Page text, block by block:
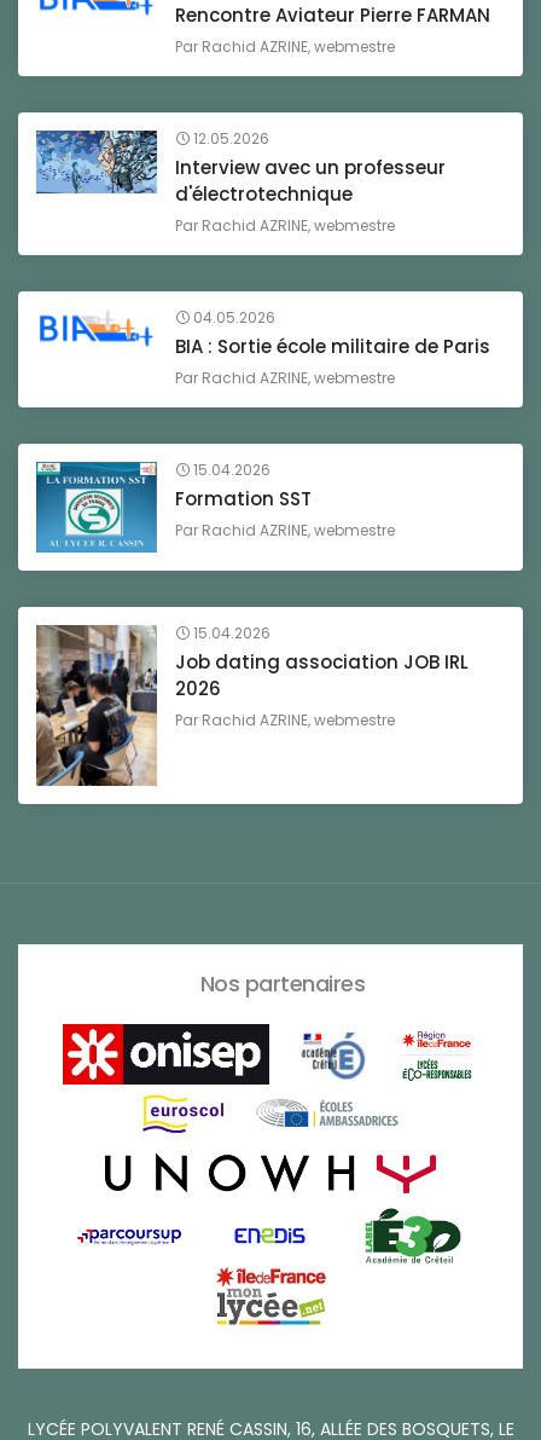
Rencontre Aviateur Pierre FARMAN
Par Rachid AZRINE, webmestre
12.05.2026
Interview avec un professeur
d'électrotechnique
Par Rachid AZRINE, webmestre
04.05.2026
BIA : Sortie école militaire de Paris
Par Rachid AZRINE, webmestre
15.04.2026
Formation SST
Par Rachid AZRINE, webmestre
15.04.2026
Job dating association JOB IRL
2026
Par Rachid AZRINE, webmestre
Nos partenaires
LYCÉE POLYVALENT RENÉ CASSIN, 16, ALLÉE DES BOSQUETS, LE